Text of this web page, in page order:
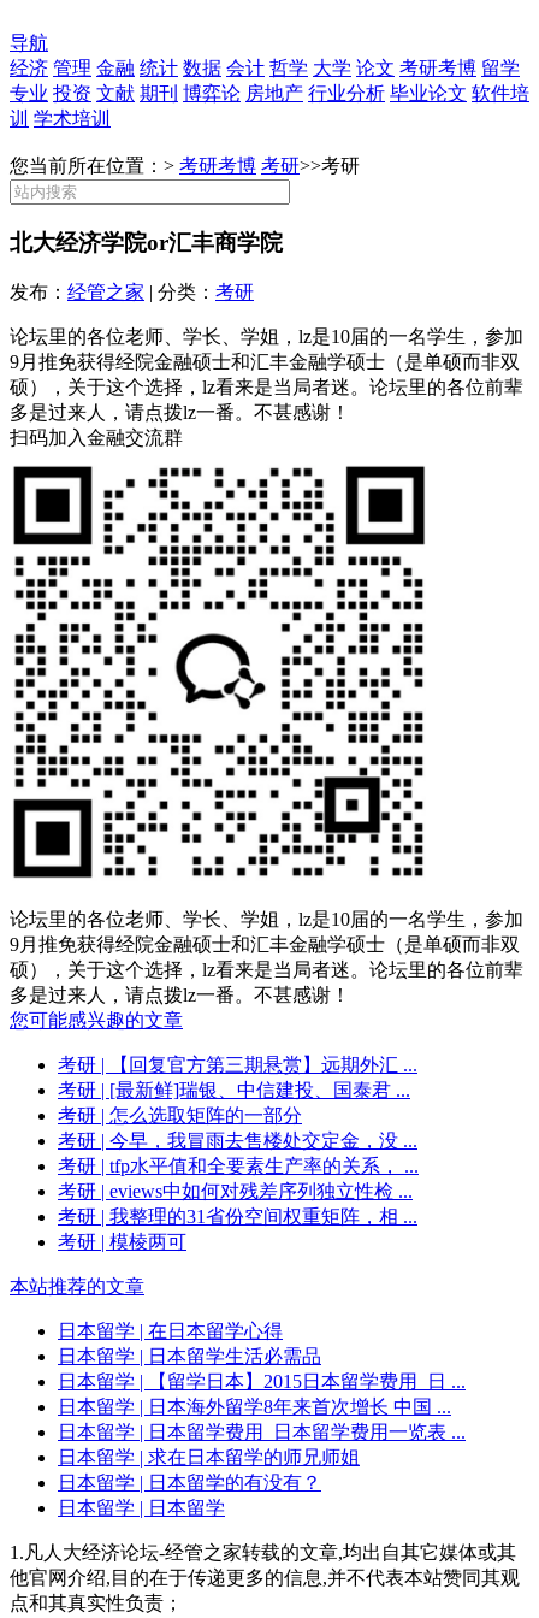
导航
经济 管理 金融 统计 数据 会计 哲学 大学 论文 考研考博 留学
专业 投资 文献 期刊 博弈论 房地产 行业分析 毕业论文 软件培
训 学术培训
您当前所在位置：> 考研考博 考研>>考研
北大经济学院or汇丰商学院
发布： 经管之家 | 分类： 考研
论坛里的各位老师、学长、学姐，lz是10届的一名学生，参加
9月推免获得经院金融硕士和汇丰金融学硕士（是单硕而非双
硕），关于这个选择，lz看来是当局者迷。论坛里的各位前辈
多是过来人，请点拨lz一番。不甚感谢！
扫码加入金融交流群
论坛里的各位老师、学长、学姐，lz是10届的一名学生，参加
9月推免获得经院金融硕士和汇丰金融学硕士（是单硕而非双
硕），关于这个选择，lz看来是当局者迷。论坛里的各位前辈
多是过来人，请点拨lz一番。不甚感谢！
您可能感兴趣的文章
考研 | 【回复官方第三期悬赏】远期外汇 ...
考研 | [最新鲜]瑞银、中信建投、国泰君 ...
考研 | 怎么选取矩阵的一部分
考研 | 今早，我冒雨去售楼处交定金，没 ...
考研 | tfp水平值和全要素生产率的关系， ...
考研 | eviews中如何对残差序列独立性检 ...
考研 | 我整理的31省份空间权重矩阵，相 ...
考研 | 模棱两可
本站推荐的文章
日本留学 | 在日本留学心得
日本留学 | 日本留学生活必需品
日本留学 | 【留学日本】2015日本留学费用_日 ...
日本留学 | 日本海外留学8年来首次增长 中国 ...
日本留学 | 日本留学费用_日本留学费用一览表 ...
日本留学 | 求在日本留学的师兄师姐
日本留学 | 日本留学的有没有？
日本留学 | 日本留学
1.凡人大经济论坛-经管之家转载的文章,均出自其它媒体或其
他官网介绍,目的在于传递更多的信息,并不代表本站赞同其观
点和其真实性负责；